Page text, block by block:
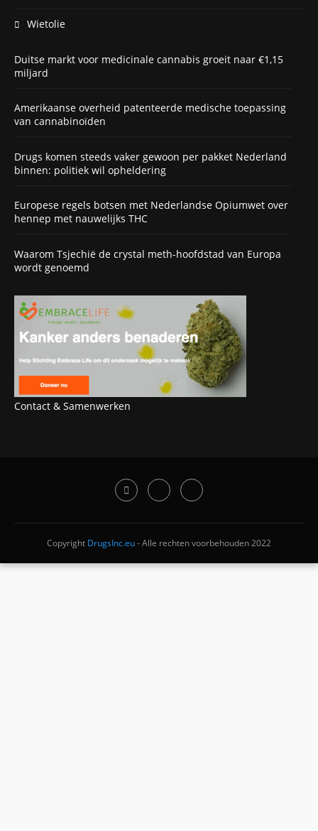
Wietolie
Duitse markt voor medicinale cannabis groeit naar €1,15
miljard
Amerikaanse overheid patenteerde medische toepassing
van cannabinoïden
Drugs komen steeds vaker gewoon per pakket Nederland
binnen: politiek wil opheldering
Europese regels botsen met Nederlandse Opiumwet over
hennep met nauwelijks THC
Waarom Tsjechië de crystal meth-hoofdstad van Europa
wordt genoemd
Contact & Samenwerken
Copyright DrugsInc.eu- Alle rechten voorbehouden 2022